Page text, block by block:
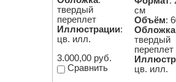
твердый
переплет
Иллюстрации:
цв. илл.
3.000,00 руб.
Сравнить
см
Объём:
Обложка
твердый
переплет
цв. илл.